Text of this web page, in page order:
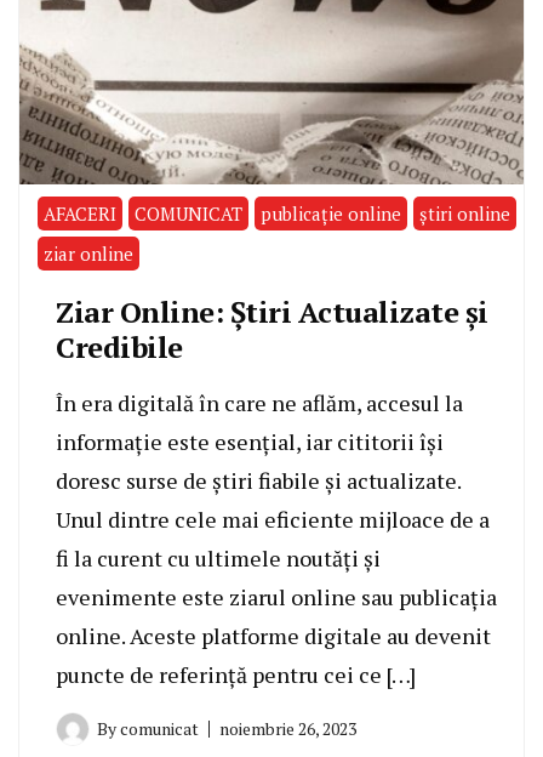
AFACERI COMUNICAT publicație online
știri online
ziar online
Ziar Online: Știri Actualizate și
Credibile
În era digitală în care ne aflăm, accesul la
informație este esențial, iar cititorii își
doresc surse de știri fiabile și actualizate.
Unul dintre cele mai eficiente mijloace de a
fi la curent cu ultimele noutăți și
evenimente este ziarul online sau publicația
online. Aceste platforme digitale au devenit
puncte de referință pentru cei ce […]
Bycomunicat noiembrie 26, 2023